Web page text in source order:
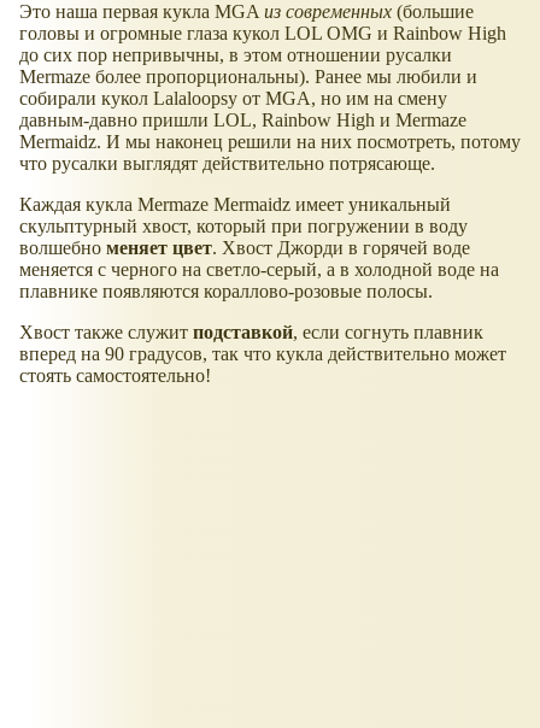
Это наша первая кукла MGA из современных (большие
головы и огромные глаза кукол LOL OMG и Rainbow High
до сих пор непривычны, в этом отношении русалки
Mermaze более пропорциональны). Ранее мы любили и
собирали кукол Lalaloopsy от MGA, но им на смену
давным-давно пришли LOL, Rainbow High и Mermaze
Mermaidz. И мы наконец решили на них посмотреть, потому
что русалки выглядят действительно потрясающе.
Каждая кукла Mermaze Mermaidz имеет уникальный
скульптурный хвост, который при погружении в воду
волшебно меняет цвет. Хвост Джорди в горячей воде
меняется с черного на светло-серый, а в холодной воде на
плавнике появляются кораллово-розовые полосы.
Хвост также служит подставкой, если согнуть плавник
вперед на 90 градусов, так что кукла действительно может
стоять самостоятельно!